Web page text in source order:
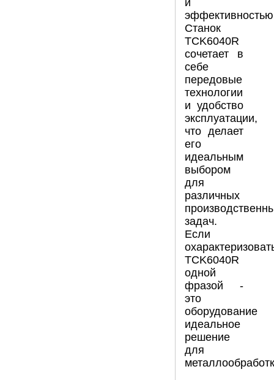
и
Станок
TCK6040R
сочетает в
себе
передовые
технологии
и удобство
эксплуатации,
что делает
его
идеальным
выбором
для
различных
задач.
Если
TCK6040R
одной
фразой -
это
оборудование
идеальное
решение
для